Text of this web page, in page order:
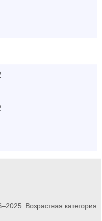
Возрастная категория